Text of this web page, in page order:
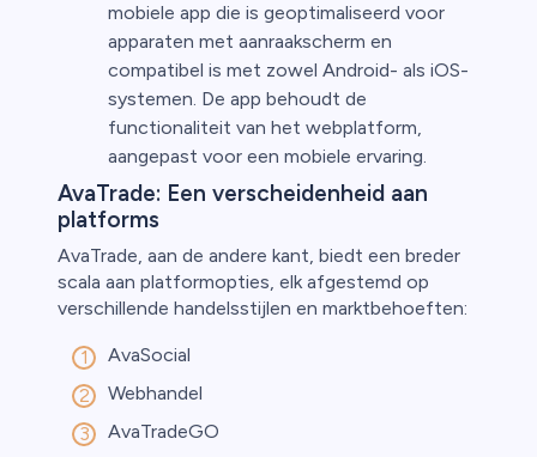
mobiele app die is geoptimaliseerd voor
apparaten met aanraakscherm en
compatibel is met zowel Android- als iOS-
systemen. De app behoudt de
functionaliteit van het webplatform,
aangepast voor een mobiele ervaring.
AvaTrade: Een verscheidenheid aan
platforms
AvaTrade, aan de andere kant, biedt een breder
scala aan platformopties, elk afgestemd op
verschillende handelsstijlen en marktbehoeften:
AvaSocial
Webhandel
AvaTradeGO